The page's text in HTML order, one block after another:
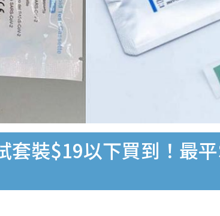
套裝$19以下買到！最